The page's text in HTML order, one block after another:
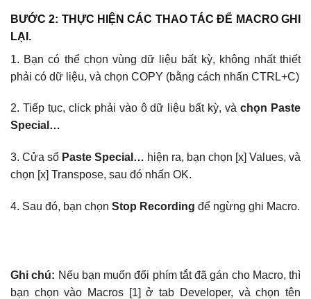
BƯỚC 2: THỰC HIỆN CÁC THAO TÁC ĐỂ MACRO GHI
LẠI.
1. Bạn có thể chọn vùng dữ liệu bất kỳ, không nhất thiết
phải có dữ liệu, và chọn COPY (bằng cách nhấn CTRL+C)
2. Tiếp tục, click phải vào ô dữ liệu bất kỳ, vàchọn Paste
Special…
3. Cửa sổ Paste Special… hiện ra, bạn chọn [x] Values, và
chọn [x] Transpose, sau đó nhấn OK.
4. Sau đó, bạn chọn Stop Recording để ngừng ghi Macro.
Ghi chú: Nếu bạn muốn đổi phím tắt đã gán cho Macro, thì
bạn chọn vào Macros [1] ở tab Developer, và chọn tên